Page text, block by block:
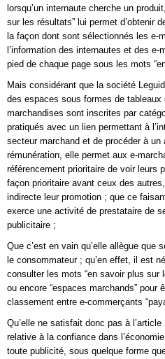
lorsqu’un internaute cherche un
sur les résultats” lui permet d’obtenir
la façon dont sont sélectionnés les e-
l’information des internautes et des
pied de chaque page sous les mots
Mais considérant que la société
des espaces sous formes de tableaux
marchandises sont inscrites par
pratiqués avec un lien permettant à
secteur marchand et de procéder à
rémunération, elle permet aux e-
référencement prioritaire de voir leurs
façon prioritaire avant ceux des
indirecte leur promotion ; que ce
exerce une activité de prestataire de
publicitaire ;
Que c’est en vain qu’elle allègue que
le consommateur ; qu’en effet, il est
consulter les mots “en savoir plus sur
ou encore “espaces marchands” pour
classement entre e-commerçants
Qu’elle ne satisfait donc pas à
relative à la confiance dans
toute publicité, sous quelque forme